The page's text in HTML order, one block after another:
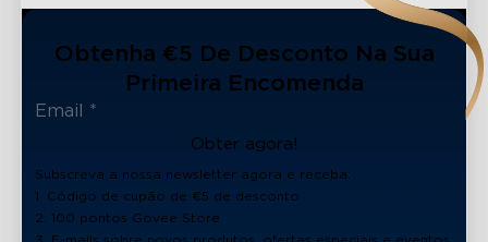
close
Obtenha €5 De Desconto Na Sua
Primeira Encomenda
Obter agora!
Subscreva a nossa newsletter agora e receba:
1. Código de cupão de €5 de desconto
2. 100 pontos Govee Store